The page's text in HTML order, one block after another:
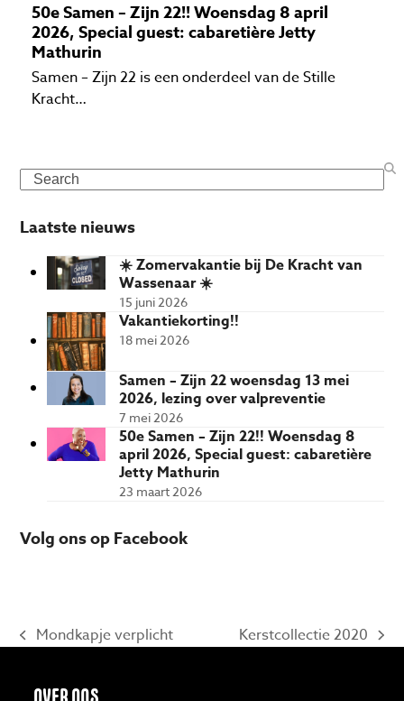
50e Samen – Zijn 22!! Woensdag 8 april
2026, Special guest: cabaretière Jetty
Mathurin
Samen – Zijn 22 is een onderdeel van de Stille
Kracht…
Search
Laatste nieuws
☀️ Zomervakantie bij De Kracht van
Wassenaar ☀️
15 juni 2026
Vakantiekorting!!
18 mei 2026
Samen – Zijn 22 woensdag 13 mei
2026, lezing over valpreventie
7 mei 2026
50e Samen – Zijn 22!! Woensdag 8
april 2026, Special guest: cabaretière
Jetty Mathurin
23 maart 2026
Volg ons op Facebook
previous
Mondkapje verplicht
next
Kerstcollectie 2020